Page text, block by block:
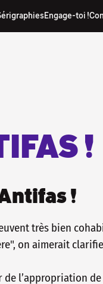
Engage-toi !
!
!
très bien
on aimerait
l’appropriation